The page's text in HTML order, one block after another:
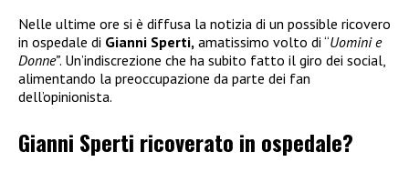
Nelle ultime ore si è diffusa la notizia di un possible ricovero
in ospedale di Gianni Sperti, amatissimo volto di “Uomini e
Donne”. Un’indiscrezione che ha subito fatto il giro dei social,
alimentando la preoccupazione da parte dei fan
dell’opinionista.
Gianni Sperti ricoverato in ospedale?